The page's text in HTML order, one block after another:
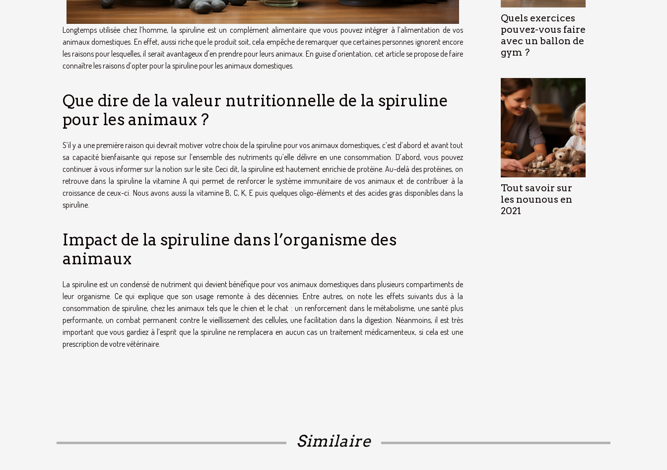
Longtemps utilisée chez l’homme, la spiruline est un complément alimentaire que vous pouvez intégrer à l’alimentation de vos
animaux domestiques. En effet, aussi riche que le produit soit, cela empêche de remarquer que certaines personnes ignorent encore
les raisons pour lesquelles, il serait avantageux d'en prendre pour leurs animaux. En guise d'orientation, cet article se propose de faire
connaître les raisons d’opter pour la spiruline pour les animaux domestiques.
Que dire de la valeur nutritionnelle de la spiruline
pour les animaux ?
S’il y a une première raison qui devrait motiver votre choix de la spiruline pour vos animaux domestiques, c’est d’abord et avant tout
sa capacité bienfaisante qui repose sur l’ensemble des nutriments qu’elle délivre en une consommation. D’abord, vous pouvez
continuer à vous informer sur la notion surle site. Ceci dit, la spiruline est hautement enrichie de protéine. Au-delà des protéines, on
retrouve dans la spiruline la vitamine A qui permet de renforcer le système immunitaire de vos animaux et de contribuer à la
croissance de ceux-ci. Nous avons aussi la vitamine B, C, K, E puis quelques oligo-éléments et des acides gras disponibles dans la
spiruline.
Impact de la spiruline dans l’organisme des
animaux
La spiruline est un condensé de nutriment qui devient bénéfique pour vos animaux domestiques dans plusieurs compartiments de
leur organisme. Ce qui explique que son usage remonte à des décennies. Entre autres, on note les effets suivants dus à la
consommation de spiruline, chez les animaux tels que le chien et le chat : un renforcement dans le métabolisme, une santé plus
performante, un combat permanent contre le vieillissement des cellules, une facilitation dans la digestion. Néanmoins, il est très
important que vous gardiez à l’esprit que la spiruline ne remplacera en aucun cas un traitement médicamenteux, si cela est une
prescription de votre vétérinaire.
Quels exercices
pouvez-vous faire
avec un ballon de
gym ?
Tout savoir sur
les nounous en
2021
Similaire